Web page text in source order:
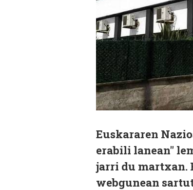
Euskararen
erabili lanean"
jarri du martxan.
webgunean